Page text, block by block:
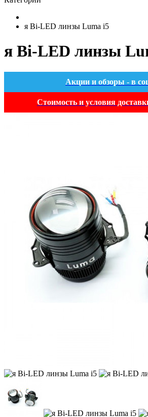
я Bi-LED линзы Luma i5
я Bi-LED линзы
Акции и обзоры - в
Стоимость и условия